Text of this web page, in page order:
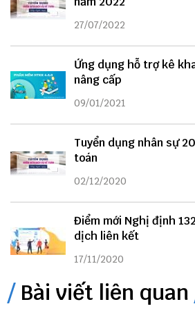
27/07/2022
Ứng dụng hỗ trợ kê
nâng cấp
09/01/2021
Tuyển dụng nhân sự
toán
02/12/2020
Điểm mới Nghị định
dịch liên kết
17/11/2020
Bài viết liên quan